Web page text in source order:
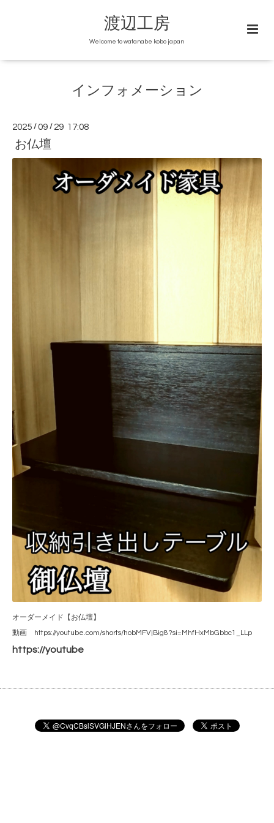
渡辺工房
Welcome to watanabe kobo japan
インフォメーション
2025 /09 / 29 17:08
お仏壇
オーダーメイド【お仏壇】
動画
https://youtube.com/shorts/hobMFVjBig8?si=MhfHxMbGbbc1_LLp
https://youtube